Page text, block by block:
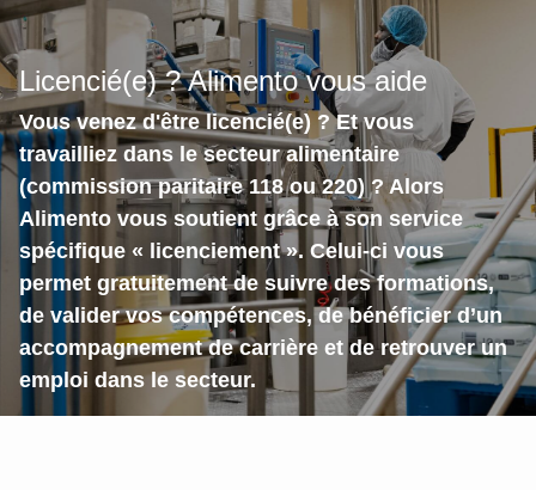
EQUIPE
CONTACT
Licencié(e) ? Alimento vous aide
Vous venez d'être licencié(e) ? Et vous
travailliez dans le secteur alimentaire
(commission paritaire 118 ou 220) ? Alors
Alimento vous soutient grâce à son service
spécifique « licenciement ». Celui-ci vous
permet gratuitement de suivre des formations,
de valider vos compétences, de bénéficier d’un
accompagnement de carrière et de retrouver un
emploi dans le secteur.